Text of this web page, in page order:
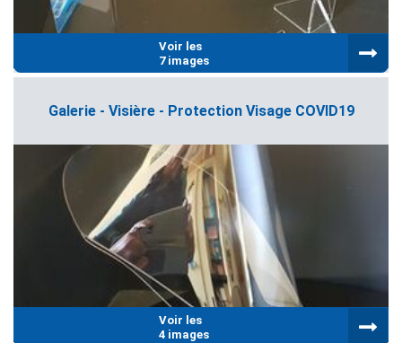
Voir les
7 images
Galerie - Visière - Protection Visage COVID19
Voir les
4 images